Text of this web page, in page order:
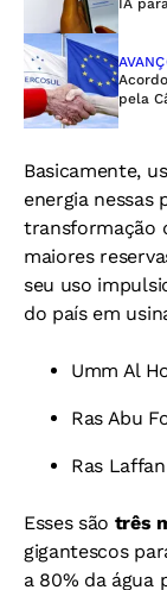
pela
Basicamente,
energia nessas
transformação
maiores
seu uso
do país em
Umm Al
Ras Abu
Ras Laffan
Esses são três
gigantescos
a 80% da água